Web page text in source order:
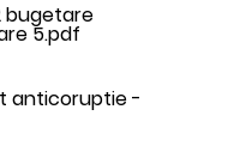
bugetare
5.pdf
anticoruptie -